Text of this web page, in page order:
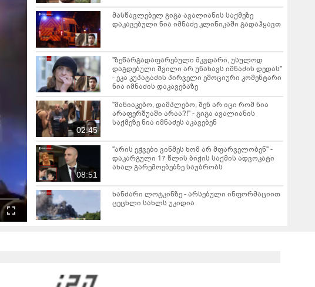
მასწავლებელ გიგა ავალიანის საქმეზე
დაკავებული ნია იმნაძე კლინიკაში გადაჰყავთ
"ზეწარგადაფარებული მკვდარი, უსულოდ
დაგდებული შვილი არ უნახავს იმნაძის დედას"
- ეკა კუპატაძის პირველი ემოციური კომენტარი
ნია იმნაძის დაკავებაზე
02:45
"მანიაკებო, დამპლებო, შენ არ იცი რომ ნია
არაფერშუაში არაა?!" - გიგა ავალიანის
საქმეზე ნია იმნაძეს აკავებენ
08:51
"არის ეჭვები ვინმეს ხომ არ მფარველობენ" -
დაკარგული 17 წლის ბიჭის საქმის ადვოკატი
ახალ გარემოებებზე საუბრობს
ხანძარი ლოტკინზე - არსებული ინფორმაციით
ცეცხლი სახლს უკიდია